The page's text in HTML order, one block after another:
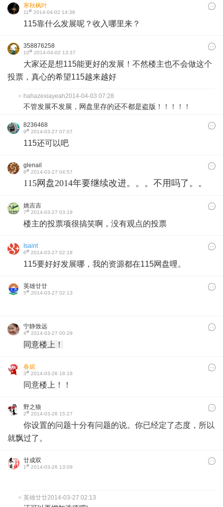
寒秋枫叶
11# 2014-04-02 14:38
115靠什么发展呢？收入哪里来？
358876258
10# 2014-04-02 13:37
大家还是想115能更好的发展！不然楼主也不会做这个
投票，真心的希望115越来越好
hahazexiayeah2014-04-03 07:28
不管发展不发展，网盘里存的还不都是盗版！！！！！
8236468
9# 2014-03-27 07:07
115还可以吧
glenail
8# 2014-03-27 04:57
115网盘2014年要继续改进。。。不用吗了。。
姚吉吉
7# 2014-03-27 03:19
楼主的投票项很搞笑啊，没有观点的投票
Isaint
6# 2014-03-27 02:18
115要好好发展哪，我的资源都在115网盘哩。​
英雄廿廿
5# 2014-03-27 02:13
宁静致远
4# 2014-03-27 00:29
同意楼上！
春妮
3# 2014-03-26 18:18
同意楼上！！​
野之狼
2# 2014-03-26 15:27
你设置的问题十分有问题的说。你已经定了态度，所以
就飘过了。
廿成双
1# 2014-03-26 13:09
英雄廿廿2014-03-27 02:13